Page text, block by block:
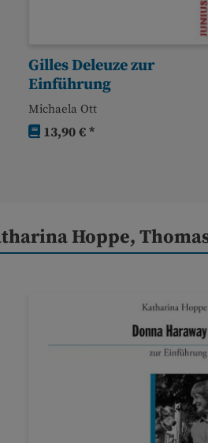
Gilles Deleuze zur
Einführung
Michaela Ott
13,90 € *
Hoppe,